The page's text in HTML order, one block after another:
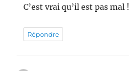
C’est vrai qu’il est pas mal !
Répondre